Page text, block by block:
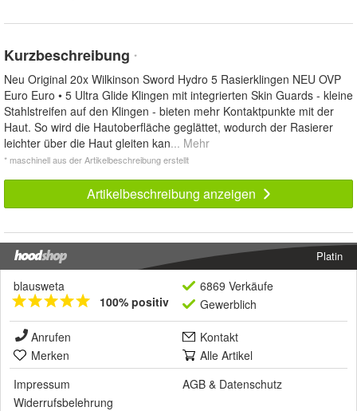
Kurzbeschreibung *
Neu Original 20x Wilkinson Sword Hydro 5 Rasierklingen NEU OVP
Euro Euro • 5 Ultra Glide Klingen mit integrierten Skin Guards - kleine
Stahlstreifen auf den Klingen - bieten mehr Kontaktpunkte mit der
Haut. So wird die Hautoberfläche geglättet, wodurch der Rasierer
leichter über die Haut gleiten kan... Mehr
* maschinell aus der Artikelbeschreibung erstellt
Artikelbeschreibung anzeigen
Platin
blausweta
100% positiv
6869 Verkäufe
Gewerblich
Anrufen
Kontakt
Merken
Alle Artikel
Impressum
AGB & Datenschutz
Widerrufsbelehrung